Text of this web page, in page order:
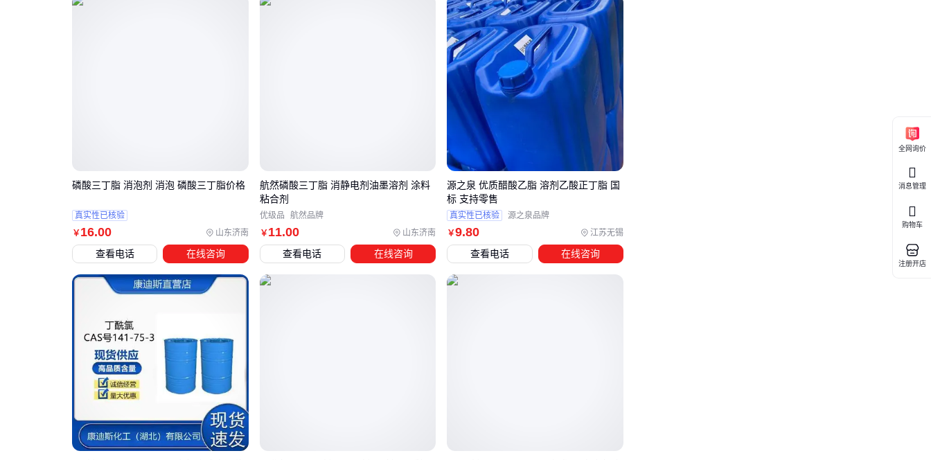
酸丁酯）是常见的替代选择。两者在溶解性和挥发性上接近，
乙酸丁酯对硝化纤维的溶解能力更强，更适合油漆、涂料稀
正丁脂在胶粘剂体系中的相容性更优，尤其对塑料、金属粘
工业级乙酸丁酯纯度通常略低，但价格差异明显
对于需要快速干燥的印刷油墨场景，DPMA油墨溶剂
等专用
配方可能比通用正丁脂更合适。这类溶剂通常调整了挥发梯
度，能避免印刷品出现白化或流平不良。
环保型胶粘剂溶剂
则是另一个分流方向。当产品需要满足
RoHS认证或出口要求时，二元酸酯混合物等环保替代品虽然
单价较高，但能避免后续合规成本。
￥ 16.00 山东济南
磷酸三丁脂 消泡剂 消泡 磷酸三丁脂价格
真实性已核验
查看电话 在线咨询
￥ 11.00 山东济南
航然磷酸三丁脂 消静电剂油墨溶剂 涂料
粘合剂
优级品 航然品牌
查看电话 在线咨询
￥9.80 江苏无锡
源之泉 优质醋酸乙脂 溶剂乙酸正丁脂 国
标 支持零售
真实性已核验 源之泉品牌
查看电话 在线咨询
全网询价
消息管理
购物车
注册开店